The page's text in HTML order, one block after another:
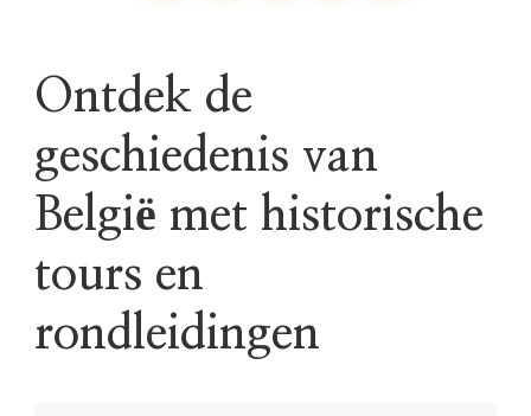
Ontdek de
geschiedenis van
België met historische
tours en
rondleidingen